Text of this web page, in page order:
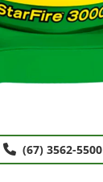
(67) 3562-5500